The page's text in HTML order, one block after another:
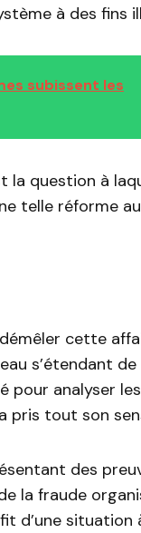
à des fins
subissent les
la question à
telle réforme
cette
s’étendant de
pour analyser
pris tout son
des
la fraude
d’une situation